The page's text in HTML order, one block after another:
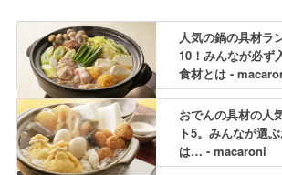
人気の鍋の具材ラ
10！みんなが必ず
食材とは -
おでんの具材の人
ト5。みんなが選
は… - macaroni